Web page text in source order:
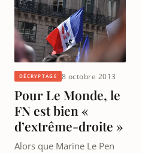
DÉCRYPTAGE 8 octobre 2013
Pour Le Monde, le
FN est bien «
d’extrême-droite »
Alors que Marine Le Pen